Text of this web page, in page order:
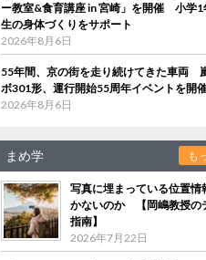
ー教室&食育講座 in 宮崎」を開催 小学1
生の身体づくりをサポート
2026年8月6日
55年間、京の街を走り続けてきた車両
ボ301形、運行開始55周年イベントを開
2026年8月6日
まめ学 も
写真に埋まっている位置情
かないのか 【岡嶋教授の
指南】
2026年7月22日